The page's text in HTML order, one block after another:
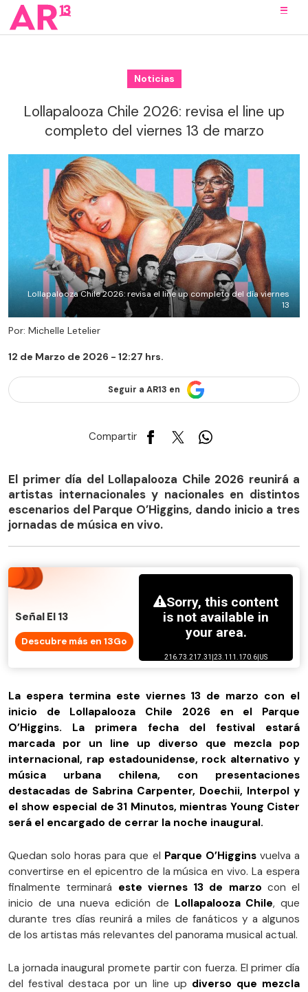
Noticias
Lollapalooza Chile 2026: revisa el line up
completo del viernes 13 de marzo
Lollapalooza Chile 2026: revisa el line up completo del día viernes
13
Por: Michelle Letelier
12 de Marzo de 2026 - 12:27 hrs.
Seguir a AR13 en
Compartir
El primer día del Lollapalooza Chile 2026 reunirá a
artistas internacionales y nacionales en distintos
escenarios del Parque O’Higgins, dando inicio a tres
jornadas de música en vivo.
Señal El 13
Descubre más en 13Go
La espera termina este viernes 13 de marzo con el
inicio de Lollapalooza Chile 2026 en el Parque
O’Higgins. La primera fecha del festival estará
marcada por un line up diverso que mezcla pop
internacional, rap estadounidense, rock alternativo y
música urbana chilena, con presentaciones
destacadas de Sabrina Carpenter, Doechii, Interpol y
el show especial de 31 Minutos, mientras Young Cister
será el encargado de cerrar la noche inaugural.
Quedan solo horas para que el Parque O’Higginsvuelva a
convertirse en el epicentro de la música en vivo. La espera
finalmente terminará este viernes 13 de marzo con el
inicio de una nueva edición de Lollapalooza Chile, que
durante tres días reunirá a miles de fanáticos y a algunos
de los artistas más relevantes del panorama musical actual.
La jornada inaugural promete partir con fuerza. El primer día
del festival destaca por un line up diverso que mezcla